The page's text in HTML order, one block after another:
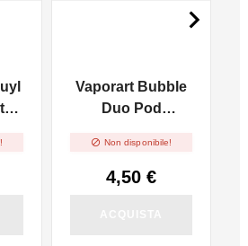
-
Vaporart Bubble
Duo Pod
Anguria Ice - 1pz
 Non disponibile!
4,50 €
